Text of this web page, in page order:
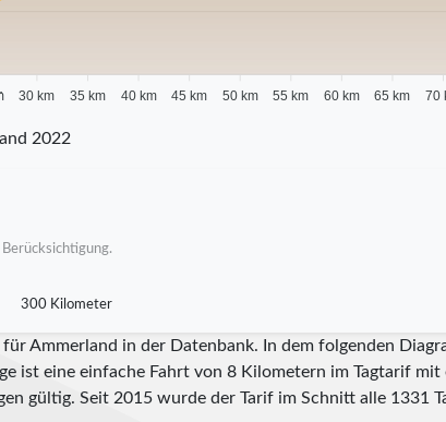
30 km 35 km 40 km 45 km 50 km 55 km 60 km 65 km 70
2022
300 Kilometer
Ammerland in der Datenbank. In dem folgenden
ist eine einfache Fahrt von 8 Kilometern im Tagtarif
gültig. Seit 2015wurde der Tarif im Schnitt alle 1331